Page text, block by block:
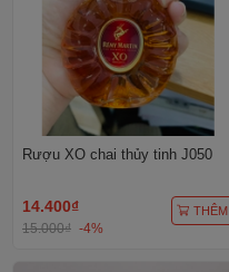
Rượu XO chai thủy tinh J050
14.400₫
15.000₫ -4%
THÊM